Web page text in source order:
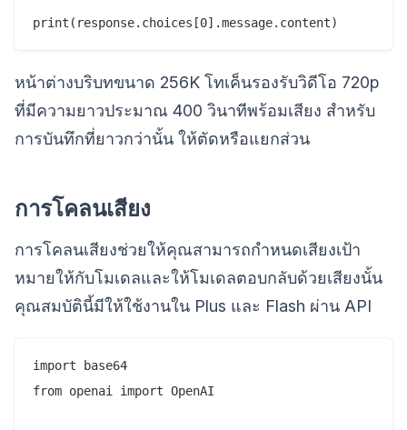
หน้าต่างบริบทขนาด 256K โทเค็นรองรับวิดีโอ 720p
ที่มีความยาวประมาณ 400 วินาทีพร้อมเสียง สำหรับ
การบันทึกที่ยาวกว่านั้น ให้ตัดหรือแยกส่วน
การโคลนเสียง
การโคลนเสียงช่วยให้คุณสามารถกำหนดเสียงเป้า
หมายให้กับโมเดลและให้โมเดลตอบกลับด้วยเสียงนั้น
คุณสมบัตินี้มีให้ใช้งานใน Plus และ Flash ผ่าน API
import base64
from openai import OpenAI